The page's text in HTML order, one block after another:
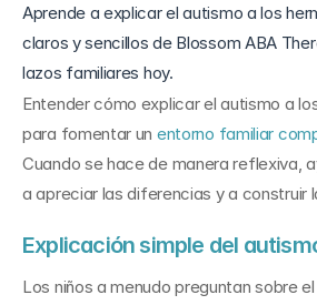
Aprende a explicar el autismo a los
claros y sencillos de Blossom ABA
lazos familiares hoy.
Entender cómo explicar el autismo a
para fomentar un entorno familiar
Cuando se hace de manera reflexiva,
a apreciar las diferencias y a construir
Explicación simple del
Los niños a menudo preguntan sobre el